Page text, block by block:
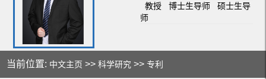
教授 博士生导师 硕士生导
师
当前位置: 中文主页 >>科学研究 >>专利